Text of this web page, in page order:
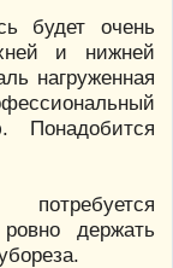
будет очень
и нижней
нагруженная
Понадобится
держать